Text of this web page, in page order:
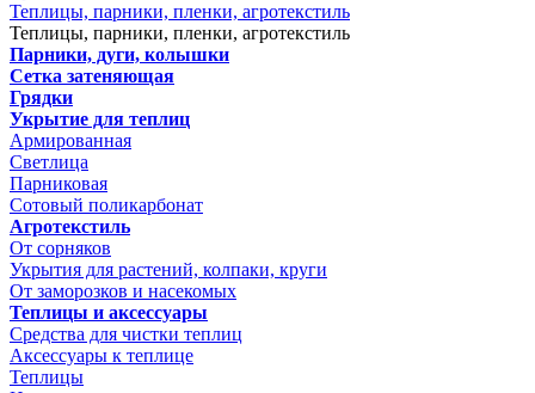
Теплицы, парники, пленки, агротекстиль
Теплицы, парники, пленки, агротекстиль
Парники, дуги, колышки
Сетка затеняющая
Грядки
Укрытие для теплиц
Армированная
Светлица
Парниковая
Сотовый поликарбонат
Агротекстиль
От сорняков
Укрытия для растений, колпаки, круги
От заморозков и насекомых
Теплицы и аксессуары
Средства для чистки теплиц
Аксессуары к теплице
Теплицы